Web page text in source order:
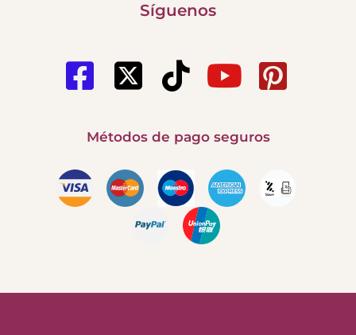
Síguenos
Métodos de pago seguros